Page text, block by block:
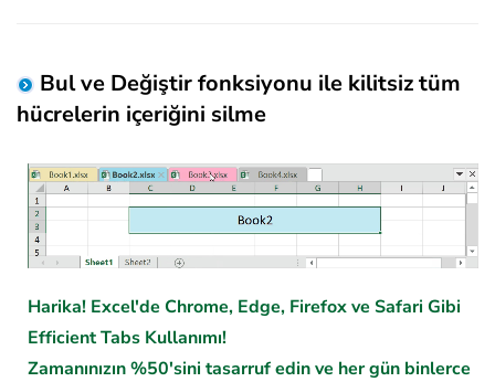
Bul ve Değiştir fonksiyonu ile kilitsiz tüm
hücrelerin içeriğini silme
Harika! Excel'de Chrome, Edge, Firefox ve Safari Gibi
Efficient Tabs Kullanımı!
Zamanınızın %50'sini tasarruf edin ve her gün binlerce